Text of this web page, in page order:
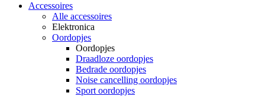
Accessoires
Alle accessoires
Elektronica
Oordopjes
Oordopjes
Draadloze oordopjes
Bedrade oordopjes
Noise cancelling oordopjes
Sport oordopjes